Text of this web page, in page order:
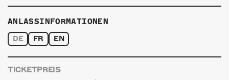
ANLASSINFORMATIONEN
DE FR EN
TICKETPREIS